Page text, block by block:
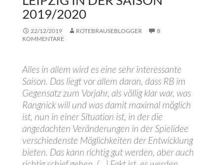
2019/2020
22/12/2019 ROTEBRAUSEBLOGGER
8
KOMMENTARE
Alles in allem wird es eine sehr interessante
Saison. Das liegt vor allem daran, dass RB im
Gegensatz zum Vorjahr, als völlig klar war, was
Rangnick will und was damit maximal möglich
ist, nun in einer Situation ist, in der die
angedachten Veränderungen in der Spielidee
verschiedenste Möglichkeiten der Entwicklung
bieten. Das kann richtig gut werden, aber auch